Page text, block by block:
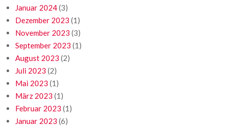
Januar 2024(3)
Dezember 2023 (1)
November 2023 (3)
September 2023 (1)
August 2023 (2)
Juli 2023 (2)
Mai 2023 (1)
März 2023 (1)
Februar 2023 (1)
Januar 2023 (6)